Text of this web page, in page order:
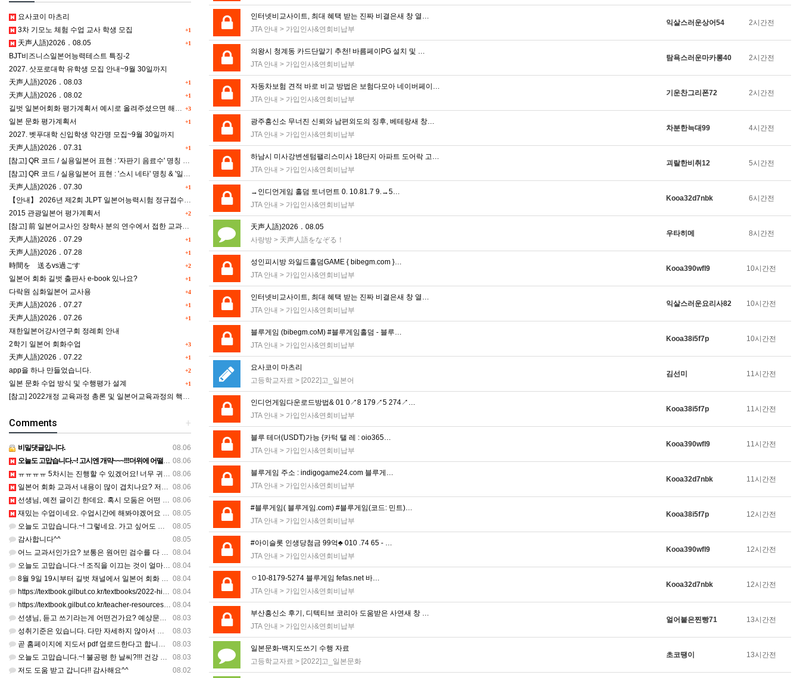
인터넷비교사이트, 최대 혜택 받는 진짜 비결은새 창 열…
JTA 안내 > 가입인사&연회비납부
익살스러운상어54 2시간전
의왕시 청계동 카드단말기 추천! 바름페이PG 설치 및 …
JTA 안내 > 가입인사&연회비납부
탐욕스러운마카롱40 2시간전
자동차보험 견적 바로 비교 방법은 보험다모아 네이버페이…
JTA 안내 > 가입인사&연회비납부
기운찬그리폰72 2시간전
광주흥신소 무너진 신뢰와 남편외도의 징후, 베테랑새 창…
JTA 안내 > 가입인사&연회비납부
차분한늑대99 4시간전
하남시 미사강변센텀팰리스미사 18단지 아파트 도어락 고…
JTA 안내 > 가입인사&연회비납부
괴랄한비취12 5시간전
→인디언게임 홀덤 토너먼트 0. 10.81.7 9.→5…
JTA 안내 > 가입인사&연회비납부
Kooa32d7nbk 6시간전
天声人語)2026．08.05
사랑방 > 天声人語をなぞる！
우타히메 8시간전
성인피시방 와일드홀덤GAME { bibegm.com }…
JTA 안내 > 가입인사&연회비납부
Kooa390wfl9 10시간전
인터넷비교사이트, 최대 혜택 받는 진짜 비결은새 창 열…
JTA 안내 > 가입인사&연회비납부
익살스러운요리사82 10시간전
블루게임 (bibegm.coM) #블루게임홀덤 - 블루…
JTA 안내 > 가입인사&연회비납부
Kooa38i5f7p 10시간전
요사코이 마츠리
고등학교자료 > [2022]고_일본어
김선미 11시간전
인디언게임다운로드방법& 01 0↗8 179↗5 274↗…
JTA 안내 > 가입인사&연회비납부
Kooa38i5f7p 11시간전
블루 테더(USDT)가능 {카턱 탤 레 : oio365…
JTA 안내 > 가입인사&연회비납부
Kooa390wfl9 11시간전
블루게임 주소 : indigogame24.com 블루게…
JTA 안내 > 가입인사&연회비납부
Kooa32d7nbk 11시간전
#블루게임( 블루게임.com) #블루게임(코드: 민트)…
JTA 안내 > 가입인사&연회비납부
Kooa38i5f7p 12시간전
#아이슬롯 인생당첨금 99억♣ 010 .74 65 - …
JTA 안내 > 가입인사&연회비납부
Kooa390wfl9 12시간전
ㅇ10-8179-5274 블루게임 fefas.net 바…
JTA 안내 > 가입인사&연회비납부
Kooa32d7nbk 12시간전
부산흥신소 후기, 디텍티브 코리아 도움받은 사연새 창 …
JTA 안내 > 가입인사&연회비납부
얼어붙은찐빵71 13시간전
일본문화-백지도쓰기 수행 자료
고등학교자료 > [2022]고_일본문화
초코땡이 13시간전
요사코이 마츠리
+1
3차 기모노 체험 수업 교사 학생 모집
+1
天声人語)2026．08.05
BJT비즈니스일본어능력테스트 특징-2
2027. 삿포로대학 유학생 모집 안내~9월 30일까지
+1
天声人語)2026．08.03
+1
天声人語)2026．08.02
+3
길벗 일본어회화 평가계획서 예시로 올려주셨으면 해요^^
+1
일본 문화 평가계획서
2027. 벳푸대학 신입학생 약간명 모집~9월 30일까지
+1
天声人語)2026．07.31
[참고] QR 코드 / 실용일본어 표현 : '자판기 음료수' 명칭 & '드럭스토어 약품명' 알아맞히기
[참고] QR 코드 / 실용일본어 표현 : '스시 네타' 명칭 & '일본편의점 상품명' 학습 게임
+1
天声人語)2026．07.30
【안내】 2026년 제2회 JLPT 일본어능력시험 정규접수 일정
+2
2015 관광일본어 평가계획서
[참고] 前 일본어교사인 장학사 분의 연수에서 접한 교과세특작성(매력있는 세특) Tip
+1
天声人語)2026．07.29
+1
天声人語)2026．07.28
+2
時間を 送るvs過ごす
+1
일본어 회화 길벗 출판사 e-book 있나요?
+4
다락원 심화일본어 교사용
+1
天声人語)2026．07.27
+1
天声人語)2026．07.26
재한일본어강사연구회 정례회 안내
+3
2학기 일본어 회화수업
+1
天声人語)2026．07.22
+2
app을 하나 만들었습니다.
+1
일본 문화 수업 방식 및 수행평가 설계
[참고] 2022개정 교육과정 총론 및 일본어교육과정의 핵심역량 인포그래픽 이미지 자료 사례(AI활용)
+
Comments
08.06
비밀댓글입니다.
08.06
오늘도 고맙습니다.~! 고시엔 개먁~~~!!!더위에 어떨라나요...감사합니다. ^^
08.06
ㅠㅠㅠㅠ 5차시는 진행할 수 있겠어요! 너무 귀한 자료 정말 감사합니다!!!
08.06
일본어 회화 교과서 내용이 많이 겹치나요? 저는 1,2학기 출판사가 달라서인지, 회화 단어와 분량이 더 많다…
08.06
선생님, 예전 글이긴 한데요. 혹시 모둠은 어떤 식으로 구성하셨을까요? 진단평가를 보시고 모둠장(도우미학생)…
08.05
재밌는 수업이네요. 수업시간에 해봐야겠어요 감사합니다
08.05
오늘도 고맙습니다.~! 그렇네요. 가고 싶어도 다른 사람에게 민폐는 안되는 것... 감사해요. ^^
08.05
감사합니다^^
08.04
어느 교과서인가요? 보통은 원어민 검수를 다 할 것 같은데...
08.04
오늘도 고맙습니다.~! 조직을 이끄는 것이 얼마나 어려운 일일까요? 우선 봉사하는 마음이 필요!!! 감사해요…
08.04
8월 9일 19시부터 길벗 채널에서 일본어 회화 관련 연수를 저작 직강으로 한다고 합니다. 많이 도움이 되실…
08.04
https://textbook.gilbut.co.kr/textbooks/2022-high-school-jap…
08.04
https://textbook.gilbut.co.kr/teacher-resources/2022-high-sc…
08.03
선생님, 듣고 쓰기라는게 어떤건가요? 예상문장 20~30개 중 몇개를 틀어주고 들리는대로 쓰는 건가요? 자세…
08.03
성취기준은 있습니다. 다만 자세하지 않아서 교과서 내용에 맞게 좀 더 구체적으로 재구조화를 하신 선생님이 계…
08.03
곧 홈페이지에 지도서 pdf 업로드한다고 합니다. 이번 주나 다음 주에 e-book 기반 전자저작물도 업로드…
08.03
오늘도 고맙습니다.~! 불공평 한 날씨?!!! 건강 최고 입니다. ^^
08.02
저도 도움 받고 갑니다!! 감사해요^^